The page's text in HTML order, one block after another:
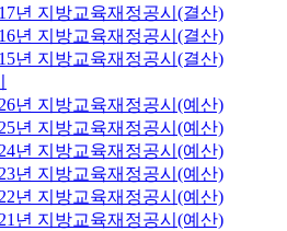
년 지방교육재정공시(결산)
년 지방교육재정공시(결산)
년 지방교육재정공시(결산)
년 지방교육재정공시(예산)
년 지방교육재정공시(예산)
년 지방교육재정공시(예산)
년 지방교육재정공시(예산)
년 지방교육재정공시(예산)
년 지방교육재정공시(예산)